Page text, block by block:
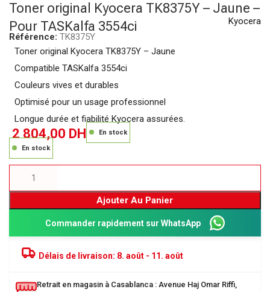
Toner original Kyocera TK8375Y – Jaune –
Pour TASKalfa 3554ci
Référence: TK8375Y
Kyocera
Toner original Kyocera TK8375Y – Jaune
Compatible TASKalfa 3554ci
Couleurs vives et durables
Optimisé pour un usage professionnel
Longue durée et fiabilité Kyocera assurées.
2 804,00 DH
En stock
En stock
Ajouter Au Panier
Commander rapidement sur WhatsApp
Délais de livraison: 8. août - 11. août
Retrait en magasin à Casablanca : Avenue Haj Omar Riffi,